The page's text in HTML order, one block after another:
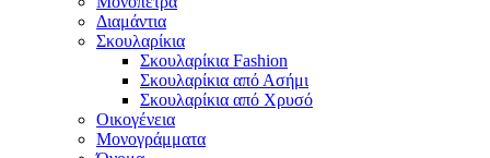
Διαμάντια
Σκουλαρίκια
Σκουλαρίκια Fashion
Σκουλαρίκια από Ασήμι
Σκουλαρίκια από Χρυσό
Οικογένεια
Μονογράμματα